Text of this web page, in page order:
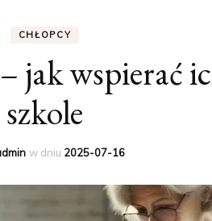
CHŁOPCY
jak wspierać
szkole
w dniu 2025-07-16